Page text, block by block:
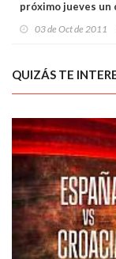
próximo jueves un
03 de Oct de 2011
QUIZÁS TE